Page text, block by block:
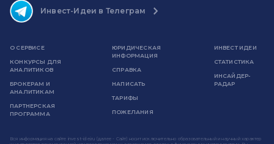
Инвест-Идеи в Телеграм
О СЕРВИСЕ
КОНКУРСЫ ДЛЯ
АНАЛИТИКОВ
БРОКЕРАМ И
АНАЛИТИКАМ
ПАРТНЕРСКАЯ
ПРОГРАММА
ЮРИДИЧЕСКАЯ
ИНФОРМАЦИЯ
СПРАВКА
НАПИСАТЬ
ТАРИФЫ
ПОЖЕЛАНИЯ
ИНВЕСТ ИДЕИ
СТАТИСТИКА
ИНСАЙДЕР-
РАДАР
Вся информация на сайте invest-idei.ru (далее - Сайт) носит исключительно образовательный и научный характер